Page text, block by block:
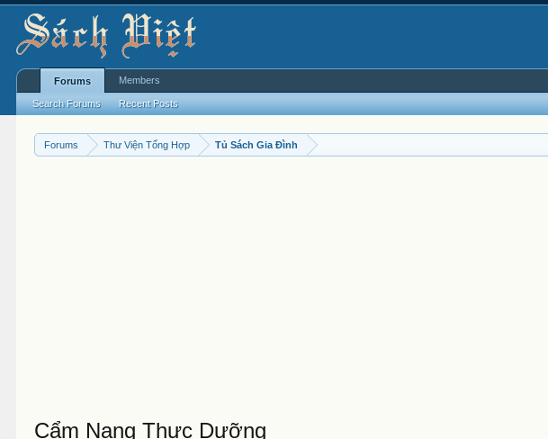
Forums Thư Viện Tổng Hợp Tủ Sách Gia Đình
Cẩm Nang Thực Dưỡng
Forums
Search Forums Recent Posts
Members